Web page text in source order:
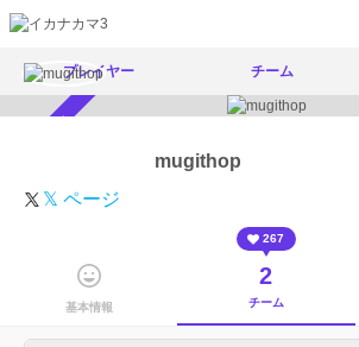
プレイヤー チーム
mugithop
𝕏 ページ
基本情報
267
2
チーム